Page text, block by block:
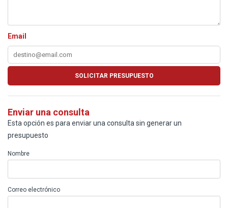
Email
Enviar una consulta
Esta opción es para enviar una consulta sin generar un
presupuesto
Nombre
Correo electrónico